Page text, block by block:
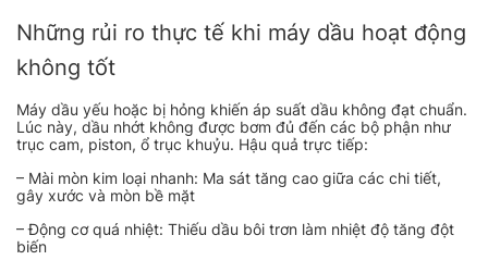
Những rủi ro thực tế khi máy dầu hoạt động
không tốt
Máy dầu yếu hoặc bị hỏng khiến áp suất dầu không đạt chuẩn.
Lúc này, dầu nhớt không được bơm đủ đến các bộ phận như
trục cam, piston, ổ trục khuỷu. Hậu quả trực tiếp:
– Mài mòn kim loại nhanh: Ma sát tăng cao giữa các chi tiết,
gây xước và mòn bề mặt
– Động cơ quá nhiệt: Thiếu dầu bôi trơn làm nhiệt độ tăng đột
biến